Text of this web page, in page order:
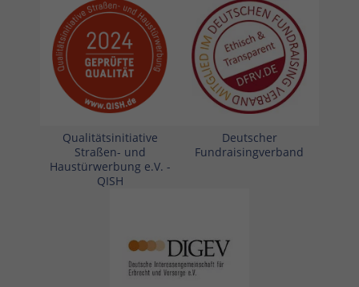
Qualitätsinitiative
Straßen- und
Haustürwerbung e.V. -
QISH
Deutscher
Fundraisingverband